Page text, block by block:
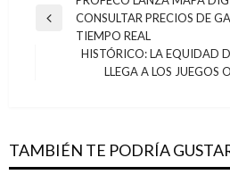
de
entradas
Entrada
CONSULTAR PRECIOS DE
TIEMPO REAL
HISTÓRICO: LA EQUIDAD
LLEGA A LOS JUEGOS
TAMBIÉN TE PODRÍA